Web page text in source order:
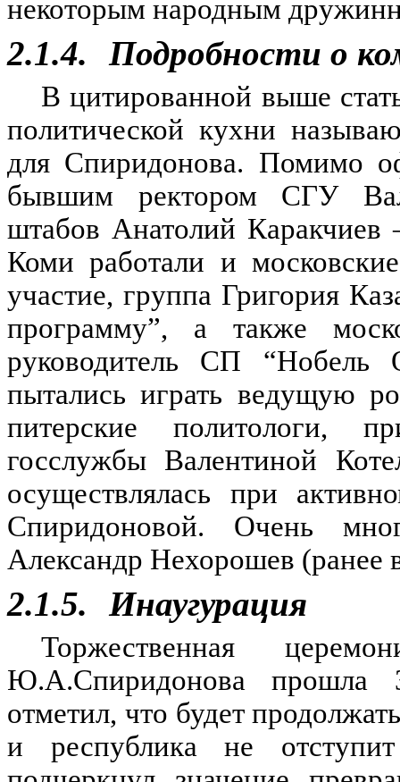
некоторым народным
2.1.4. Подробности о
В цитированной выше
политической кухни
для Спиридонова. Помимо
бывшим ректором СГУ
штабов Анатолий
Коми работали и
участие, группа Григория
программу”, а также
руководитель СП “Нобель
пытались играть ведущую
питерские политологи,
госслужбы Валентиной
осуществлялась при
Спиридоновой. Очень
Александр Нехорошев (ранее
2.1.5. Инаугурация
Торжественная
Ю.А.Спиридонова прошла
отметил, что будет
и республика не